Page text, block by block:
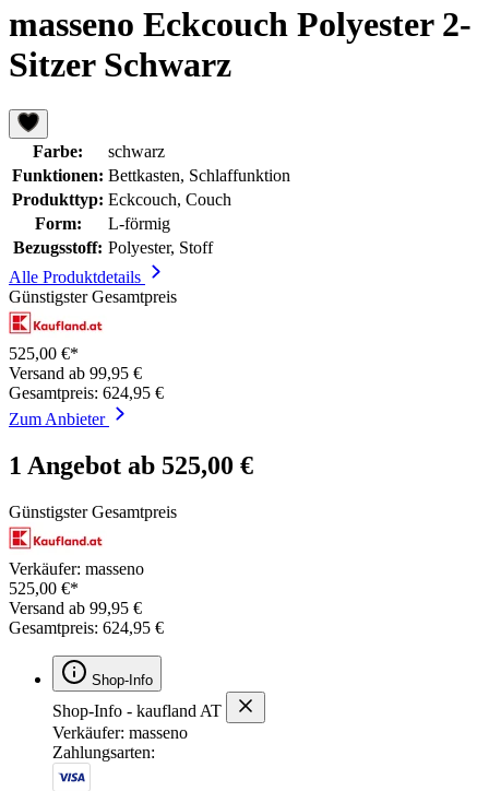
masseno Eckcouch Polyester 2-
Sitzer Schwarz
Farbe:
schwarz
Funktionen: Bettkasten, Schlaffunktion
Produkttyp: Eckcouch, Couch
Form:
L-förmig
Bezugsstoff: Polyester, Stoff
Alle Produktdetails
Günstigster Gesamtpreis
525,00 €*
Versand ab 99,95 €
Gesamtpreis: 624,95 €
Zum Anbieter
1 Angebot ab 525,00 €
Günstigster Gesamtpreis
Verkäufer: masseno
525,00 €*
Versand ab 99,95 €
Gesamtpreis: 624,95 €
Shop-Info
Shop-Info - kaufland AT
Verkäufer: masseno
Zahlungsarten: